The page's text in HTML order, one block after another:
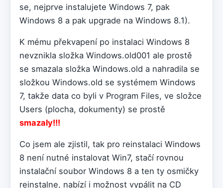
se, nejprve instalujete Windows 7, pak
Windows 8 a pak upgrade na Windows 8.1).
K mému překvapení po instalaci Windows 8
nevznikla složka Windows.old001 ale prostě
se smazala složka Windows.old a nahradila se
složkou Windows.old se systémem Windows
7, takže data co byli v Program Files, ve složce
Users (plocha, dokumenty) se prostě
smazaly!!!
Co jsem ale zjistil, tak pro reinstalaci Windows
8 není nutné instalovat Win7, stačí rovnou
instalační soubor Windows 8 a ten ty osmičky
reinstalne, nabízí i možnost vypálit na CD